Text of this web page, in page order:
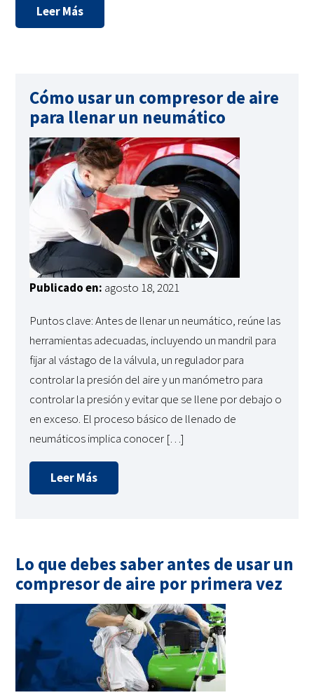
Leer Más
Cómo usar un compresor de aire
para llenar un neumático
Publicado en: agosto 18, 2021
Puntos clave: Antes de llenar un neumático, reúne las
herramientas adecuadas, incluyendo un mandril para
fijar al vástago de la válvula, un regulador para
controlar la presión del aire y un manómetro para
controlar la presión y evitar que se llene por debajo o
en exceso. El proceso básico de llenado de
neumáticos implica conocer […]
Leer Más
Lo que debes saber antes de usar un
compresor de aire por primera vez